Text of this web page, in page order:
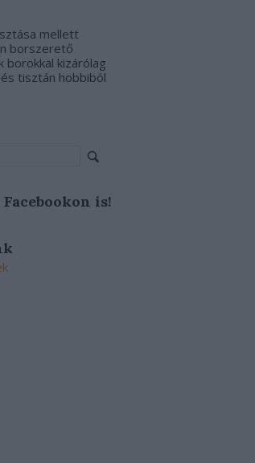
mellett
borszerető
borokkal kizárólag
tisztán hobbiból
is!